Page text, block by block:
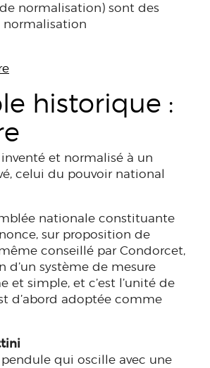
normalisation) sont des
normalisation
historique :
et normalisé à un
celui du pouvoir national
nationale constituante
sur proposition de
conseillé par Condorcet,
d’un système de mesure
et simple, et c’est l’unité de
d’abord adoptée comme
pendule qui oscille avec une